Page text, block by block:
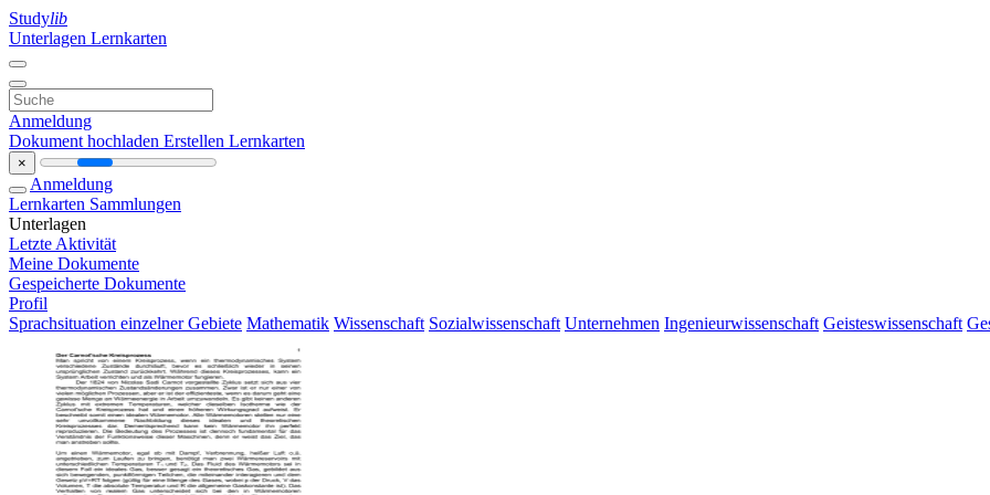
Studylib
Unterlagen Lernkarten
Anmeldung
Dokument hochladen Erstellen Lernkarten
×
Anmeldung
Lernkarten Sammlungen
Unterlagen
Letzte Aktivität
Meine Dokumente
Gespeicherte Dokumente
Profil
Sprachsituation einzelner Gebiete Mathematik Wissenschaft Sozialwissenschaft Unternehmen Ingenieurwissenschaft Geisteswissenschaft